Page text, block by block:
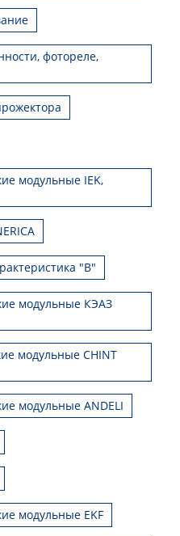
фотореле,
модульные IEK,
"В"
модульные КЭАЗ
модульные CHINT
модульные ANDELI
модульные EKF